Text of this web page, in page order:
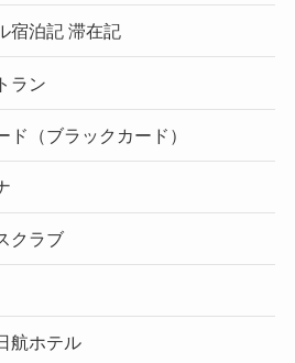
宿泊記 滞在記
ラン
ド（ブラックカード）
クラブ
航ホテル